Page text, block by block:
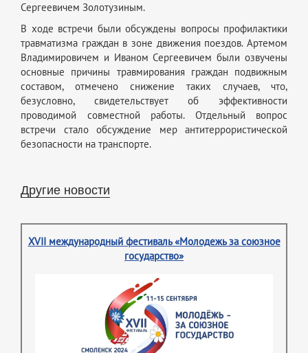
Сергеевичем Золотузиным.
В ходе встречи были обсуждены вопросы профилактики
травматизма граждан в зоне движения поездов. Артемом
Владимировичем и Иваном Сергеевичем были озвучены
основные причины травмирования граждан подвижным
составом, отмечено снижение таких случаев, что,
безусловно, свидетельствует об эффективности
проводимой совместной работы. Отдельный вопрос
встречи стало обсуждение мер антитеррористической
безопасности на транспорте.
Другие новости
XVII международный фестиваль «Молодежь за союзное
государство»